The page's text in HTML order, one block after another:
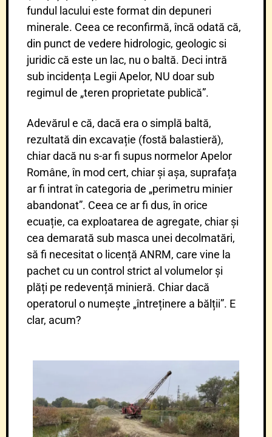
fundul lacului este format din depuneri
minerale. Ceea ce reconfirmă, încă odată că,
din punct de vedere hidrologic, geologic si
juridic că este un lac, nu o baltă. Deci intră
sub incidența Legii Apelor, NU doar sub
regimul de „teren proprietate publică”.
Adevărul e că, dacă era o simplă baltă,
rezultată din excavație (fostă balastieră),
chiar dacă nu s-ar fi supus normelor Apelor
Române, în mod cert, chiar și așa, suprafața
ar fi intrat în categoria de „perimetru minier
abandonat”. Ceea ce ar fi dus, în orice
ecuație, ca exploatarea de agregate, chiar și
cea demarată sub masca unei decolmatări,
să fi necesitat o licență ANRM, care vine la
pachet cu un control strict al volumelor și
plăți pe redevență minieră. Chiar dacă
operatorul o numește „întreținere a bălții”. E
clar, acum?